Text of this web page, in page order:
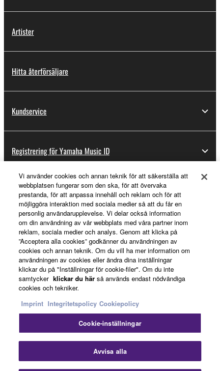
Artister
Hitta återförsäljare
Kundservice
Registrering för Yamaha Music ID
Om Yamaha
Sverige - Swedish
Business
Kontakta ossVillkorIntegritetspolicyCookiepolicyImprint
Vi använder cookies och annan teknik för att säkerställa att
webbplatsen fungerar som den ska, för att övervaka
prestanda, för att anpassa innehåll och reklam och för att
möjliggöra interaktion med sociala medier så att du får en
personlig användarupplevelse. Vi delar också information
om din användning av vår webbplats med våra partner inom
reklam, sociala medier och analys. Genom att klicka på
”Acceptera alla cookies” godkänner du användningen av
cookies och annan teknik. Om du vill ha mer information om
användningen av cookies eller ändra dina inställningar
klickar du på "Inställningar för cookie-filer". Om du inte
samtycker klickar du här så används endast nödvändiga
cookies och tekniker.
Imprint Integritetspolicy Cookiepolicy
Cookie-inställningar
Avvisa alla